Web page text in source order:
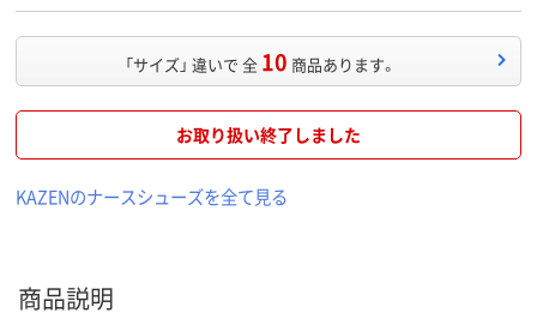
「サイズ」 違いで 全 10 商品あります。
お取り扱い終了しました
KAZENのナースシューズを全て見る
商品説明